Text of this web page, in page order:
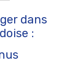
dans
: